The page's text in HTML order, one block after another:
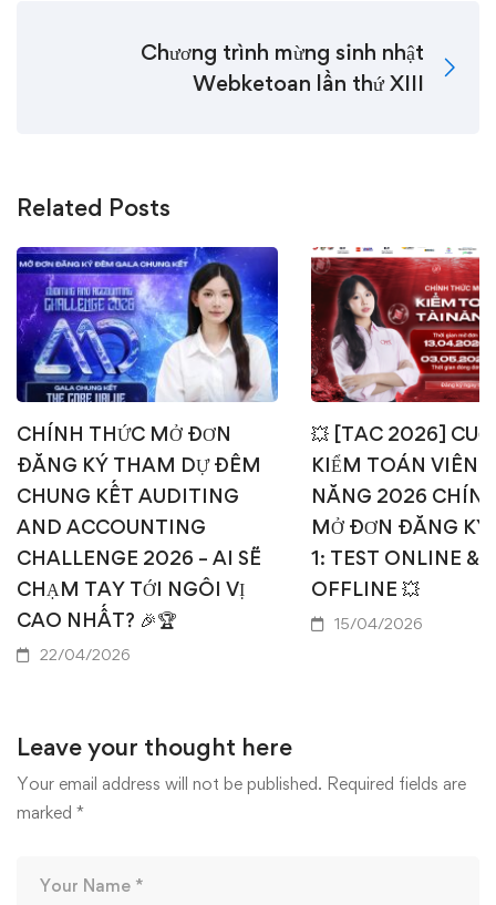
Chương trình mừng sinh nhật
Webketoan lần thứ XIII
Related Posts
CHÍNH THỨC MỞ ĐƠN
ĐĂNG KÝ THAM DỰ ĐÊM
CHUNG KẾT AUDITING
AND ACCOUNTING
CHALLENGE 2026 – AI SẼ
CHẠM TAY TỚI NGÔI VỊ
CAO NHẤT? 🎉🏆
22/04/2026
💥 [TAC 2026]
KIỂM TOÁN VIÊN
NĂNG 2026
MỞ ĐƠN ĐĂNG KÝ
1: TEST ONLINE &
OFFLINE 💥
15/04/2026
Leave your thought here
Your email address will not be published. Required fields are
marked *